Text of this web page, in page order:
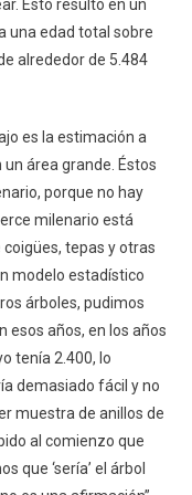
Esto resultó en un
una edad total sobre
alrededor de 5.484
es la estimación a
área grande. Éstos
porque no hay
milenario está
tepas y otras
modelo estadístico
árboles, pudimos
esos años, en los años
tenía 2.400, lo
demasiado fácil y no
muestra de anillos de
al comienzo que
que ‘sería’ el árbol